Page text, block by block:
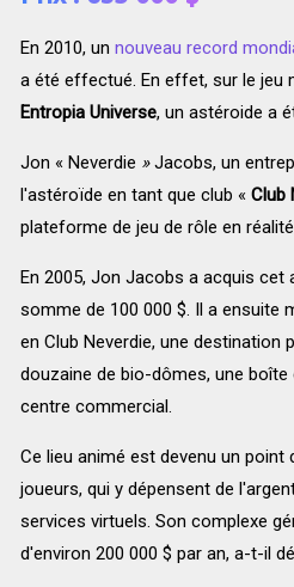
En 2010, un nouveau record
a été effectué. En effet, sur le jeu
Entropia Universe, un astéroide a
Jon « Neverdie »Jacobs, un
l'astéroïde en tant que club « Club
plateforme de jeu de rôle en
En 2005, Jon Jacobs a acquis cet
somme de 100 000 $. Il a ensuite
en Club Neverdie, une destination
douzaine de bio-dômes, une boîte
centre commercial.
Ce lieu animé est devenu un point
joueurs, qui y dépensent de
services virtuels. Son complexe
d'environ 200 000 $ par an, a-t-il